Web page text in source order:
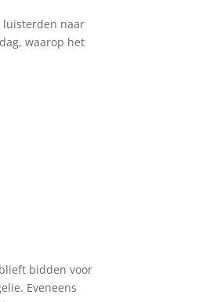
luisterden naar
waarop het
bidden voor
Eveneens